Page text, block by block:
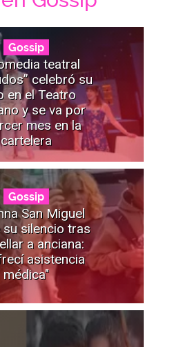
Gossip
teatral
celebró su
en el Teatro
y se va por
mes en la
cartelera
Gossip
San Miguel
su silencio tras
a anciana:
asistencia
médica"